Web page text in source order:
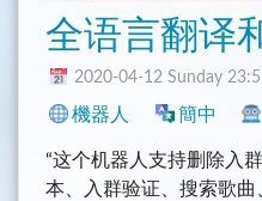
2020-04-12 Sunday
機器人 簡中
“这个机器人支持删除入
本、入群验证、搜索歌曲